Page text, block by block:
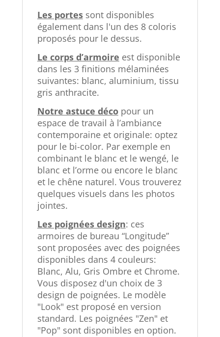
Les portessont disponibles
également dans l'un des 8 coloris
proposés pour le dessus.
Le corps d’armoire est disponible
dans les 3 finitions mélaminées
suivantes: blanc, aluminium, tissu
gris anthracite.
Notre astuce décopour un
espace de travail à l’ambiance
contemporaine et originale: optez
pour le bi-color. Par exemple en
combinant le blanc et le wengé, le
blanc et l’orme ou encore le blanc
et le chêne naturel. Vous trouverez
quelques visuels dans les photos
jointes.
Les poignées design: ces
armoires de bureau “Longitude”
sont proposées avec des poignées
disponibles dans 4 couleurs:
Blanc, Alu, Gris Ombre et Chrome.
Vous disposez d'un choix de 3
design de poignées. Le modèle
"Look" est proposé en version
standard. Les poignées "Zen" et
"Pop" sont disponibles en option.